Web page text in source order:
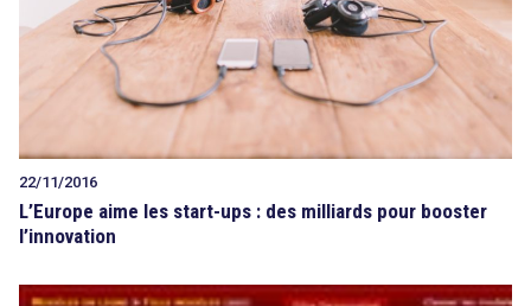
22/11/2016
L’Europe aime les start-ups : des milliards pour booster
l’innovation